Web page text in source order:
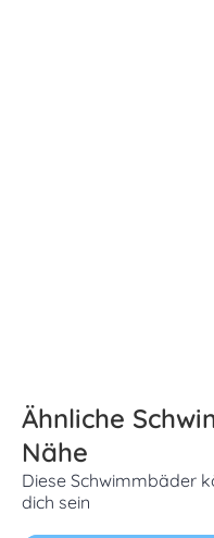
Ähnliche
Nähe
Diese Schwimmbäder
dich sein